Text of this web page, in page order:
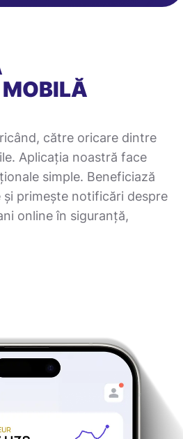
către oricare dintre
Aplicația noastră face
simple. Beneficiază
și primește notificări despre
online în siguranță,